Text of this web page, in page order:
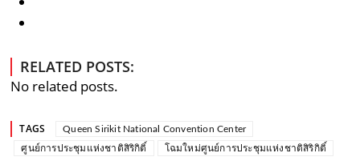
RELATED POSTS:
No related posts.
TAGS
Queen Sirikit National Convention Center
ศูนย์การประชุมแห่งชาติสิริกิติ์
โฉมใหม่ศูนย์การประชุมแห่งชาติสิริกิติ์